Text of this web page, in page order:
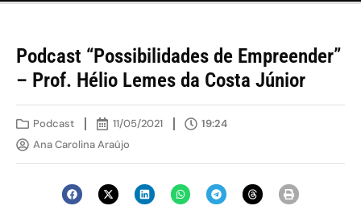
Podcast “Possibilidades de Empreender”
– Prof. Hélio Lemes da Costa Júnior
Podcast 11/05/2021
19:24
Ana Carolina Araújo